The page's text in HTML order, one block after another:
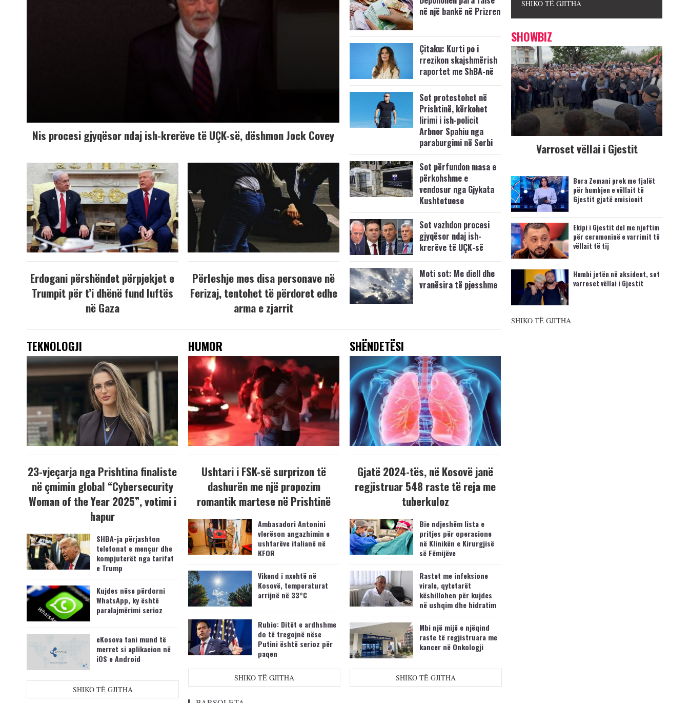
Nis procesi gjyqësor ndaj ish-krerëve të UÇK-së, dëshmon Jock Covey
Erdogani përshëndet përpjekjet e
Trumpit për t’i dhënë fund luftës
në Gaza
Përleshje mes disa personave në
Ferizaj, tentohet të përdoret edhe
arma e zjarrit
në një bankë në Prizren
Çitaku: Kurti po i
rrezikon skajshmërish
raportet me ShBA-në
Sot protestohet në
Prishtinë, kërkohet
lirimi i ish-policit
Arbnor Spahiu nga
paraburgimi në Serbi
Sot përfundon masa e
përkohshme e
vendosur nga Gjykata
Kushtetuese
Sot vazhdon procesi
gjyqësor ndaj ish-
krerëve të UÇK-së
Moti sot: Me diell dhe
vranësira të pjesshme
TEKNOLOGJI
23-vjeçarja nga Prishtina finaliste
në çmimin global “Cybersecurity
Woman of the Year 2025”, votimi i
hapur
SHBA-ja përjashton
telefonat e mençur dhe
kompjuterët nga tarifat
e Trump
Kujdes nëse përdorni
WhatsApp, ky është
paralajmërimi serioz
eKosova tani mund të
merret si aplikacion në
iOS e Android
SHIKO TË GJITHA
HUMOR
Ushtari i FSK-së surprizon të
dashurën me një propozim
romantik martese në Prishtinë
Ambasadori Antonini
vlerëson angazhimin e
ushtarëve italianë në
KFOR
Vikend i nxehtë në
Kosovë, temperaturat
arrijnë në 33°C
Rubio: Ditët e ardhshme
do të tregojnë nëse
Putini është serioz për
paqen
SHIKO TË GJITHA
SHËNDETËSI
Gjatë 2024-tës, në Kosovë janë
regjistruar 548 raste të reja me
tuberkuloz
Bie ndjeshëm lista e
pritjes për operacione
në Klinikën e Kirurgjisë
së Fëmijëve
Rastet me infeksione
virale, qytetarët
këshillohen për kujdes
në ushqim dhe hidratim
Mbi një mijë e njëqind
raste të regjistruara me
kancer në Onkologji
SHIKO TË GJITHA
SHIKO TË GJITHA
SHOWBIZ
Varroset vëllai i Gjestit
Bora Zemani prek me fjalët
për humbjen e vëllait të
Gjestit gjatë emisionit
Ekipi i Gjestit del me njoftim
për ceremoninë e varrimit të
vëllait të tij
Humbi jetën në aksident, sot
varroset vëllai i Gjestit
SHIKO TË GJITHA